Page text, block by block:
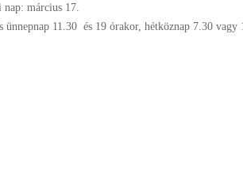
nap: március 17.
ünnepnap 11.30 és 19 órakor, hétköznap 7.30